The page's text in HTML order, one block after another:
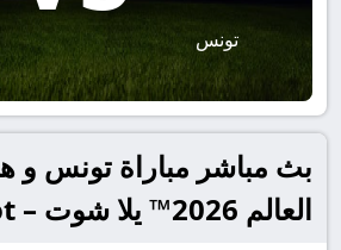
تونس
بث مباشر مباراة تونس و
العالم 2026™ يلا شوت – yallashoot